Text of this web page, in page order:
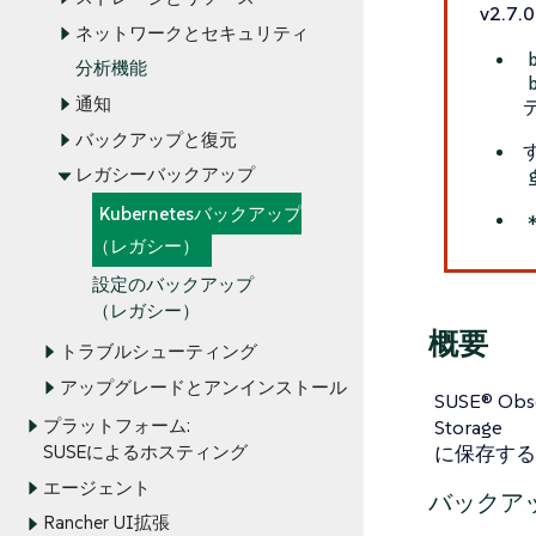
ネットワークとセキュリティ
分析機能
通知
バックアップと復元
レガシーバックアップ
Kubernetesバックアップ
（レガシー）
設定のバックアップ
（レガシー）
トラブルシューティング
アップグレードとアンインストール
プラットフォーム:
SUSEによるホスティング
エージェント
Rancher UI拡張
概要
SUSE®
Storage
に保存す
バックア